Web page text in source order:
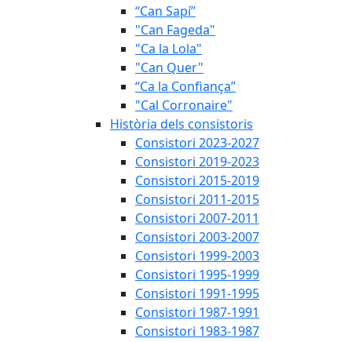
“Can Sapí”
"Can Fageda"
"Ca la Lola"
"Can Quer"
“Ca la Confiança”
"Cal Corronaire"
Història dels consistoris
Consistori 2023-2027
Consistori 2019-2023
Consistori 2015-2019
Consistori 2011-2015
Consistori 2007-2011
Consistori 2003-2007
Consistori 1999-2003
Consistori 1995-1999
Consistori 1991-1995
Consistori 1987-1991
Consistori 1983-1987